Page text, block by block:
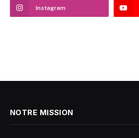
Instagram
NOTRE MISSION